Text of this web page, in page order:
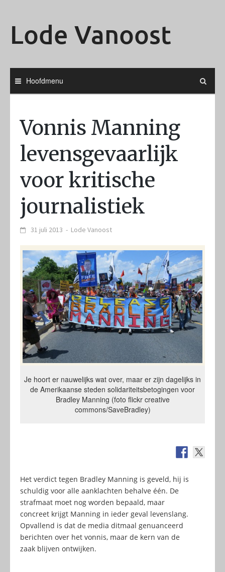
Lode Vanoost
Hoofdmenu
Vonnis Manning
levensgevaarlijk
voor kritische
journalistiek
31 juli 2013 - Lode Vanoost
Je hoort er nauwelijks wat over, maar er zijn dagelijks in
de Amerikaanse steden solidariteitsbetogingen voor
Bradley Manning (foto flickr creative
commons/SaveBradley)
Het verdict tegen Bradley Manning is geveld, hij is
schuldig voor alle aanklachten behalve één. De
strafmaat moet nog worden bepaald, maar
concreet krijgt Manning in ieder geval levenslang.
Opvallend is dat de media ditmaal genuanceerd
berichten over het vonnis, maar de kern van de
zaak blijven ontwijken.